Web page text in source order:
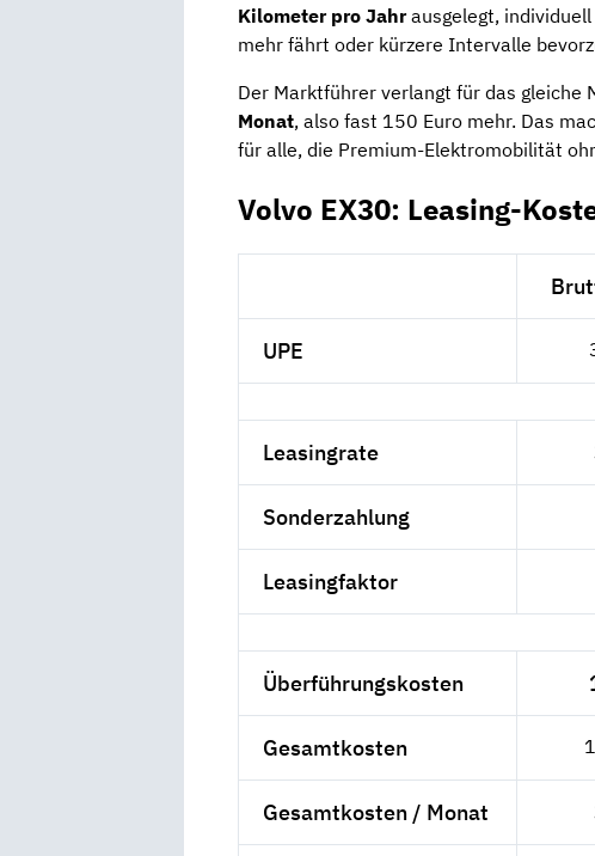
Kilometer pro Jahrausgelegt, individuell
mehr fährt oder kürzere Intervalle
Der Marktführer verlangt für das gleiche
Monat, also fast 150 Euro mehr. Das
für alle, die Premium-Elektromobilität
Volvo EX30: Leasing-
UPE
Leasingrate
Sonderzahlung
Leasingfaktor
Überführungskosten
Gesamtkosten
Gesamtkosten / Monat